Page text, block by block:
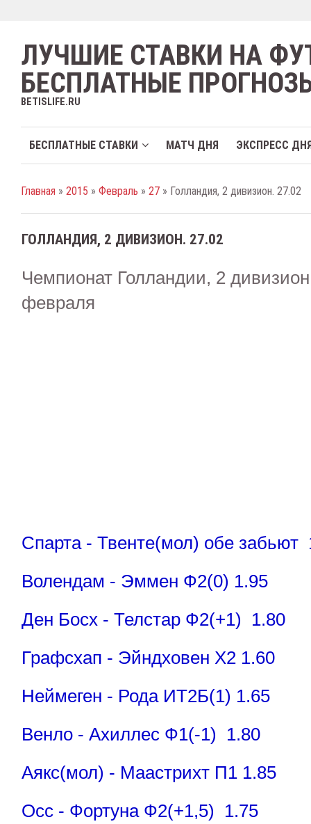
ЛУЧШИЕ СТАВКИ НА
БЕСПЛАТНЫЕ
BETISLIFE.RU
БЕСПЛАТНЫЕ СТАВКИ МАТЧ ДНЯ ЭКСПРЕСС
Главная » 2015 » Февраль » 27 » Голландия, 2 дивизион. 27.02
ГОЛЛАНДИЯ, 2 ДИВИЗИОН. 27.02
Чемпионат Голландии, 2
февраля
Спарта - Твенте(мол) обе забьют
Волендам - Эммен Ф2(0) 1.95
Ден Босх - Телстар Ф2(+1) 1.80
Графсхап - Эйндховен Х2 1.60
Неймеген - Рода ИТ2Б(1) 1.65
Венло - Ахиллес Ф1(-1) 1.80
Аякс(мол) - Маастрихт П1 1.85
Осс - Фортуна Ф2(+1,5) 1.75